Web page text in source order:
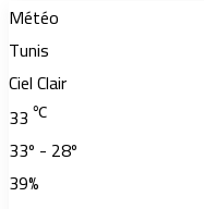
Météo
Tunis
Ciel Clair
33 ℃
33º - 28º
39%